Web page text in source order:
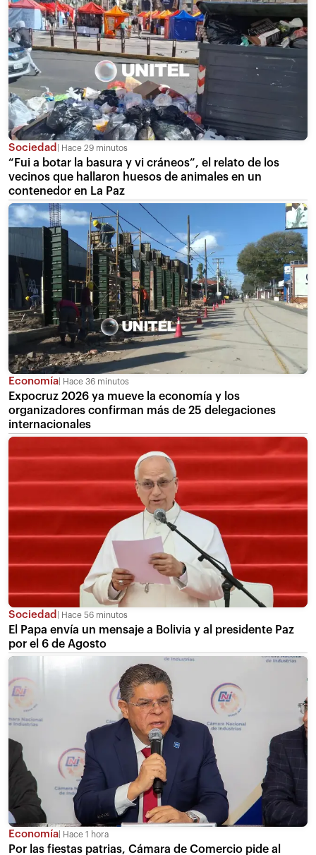
Sociedad Hace 29 minutos
“Fui a botar la basura y vi cráneos”, el relato de los
vecinos que hallaron huesos de animales en un
contenedor en La Paz
Economía Hace 36 minutos
Expocruz 2026 ya mueve la economía y los
organizadores confirman más de 25 delegaciones
internacionales
Sociedad Hace 56 minutos
El Papa envía un mensaje a Bolivia y al presidente Paz
por el 6 de Agosto
Economía Hace 1 hora
Por las fiestas patrias, Cámara de Comercio pide al